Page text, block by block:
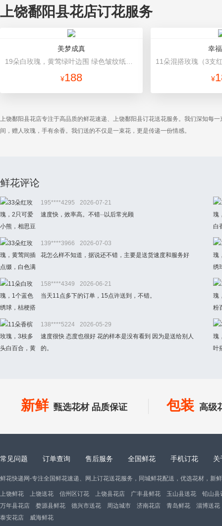
上饶鄱阳县花店订花服务
美梦成真
¥188
幸
¥
上饶鄱阳县花店专注于高品质的鲜花速递、上饶鄱阳县订花送花服务。我们深知每
间，赠人玫瑰，手有余香。我们送的不仅是一束花，更是传递一份情感。
鲜花评论
195****4295
2026-07-21
速度快，效率高。不错··以后常光顾
139****3966
2026-07-03
花怎么样不知道，据说还不错，主要是送货速度和服务好
158****4349
2026-06-21
当天11点多下的订单，15点许送到，不错。
138****5224
2026-05-29
速度很快 态度也很好 花的样本是没有看到 因为是送给别人
的。
新鲜 甄选花材 品质保证 包装 高级
常见问题 订单查询 售后服务 全国鲜花 手机订花 关
鲜花快递网-专注全国鲜花速递、网上订花送花服务，同城鲜花配送，优选花材，新
上饶鲜花 上饶送花 信州区订花 上饶县花店 广丰县鲜花 玉山县送花
铅山县
万年县花店
婺源县鲜花 德兴市送花 周边城市 济南花店 青岛鲜花
淄博送花
泰安花店
威海鲜花